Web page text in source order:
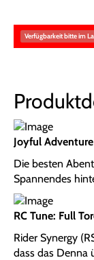
Verfügbarkeit bitte im
Joyful Adventure
Die besten
Spannendes
RC Tune: Full
Rider Synergy
dass das Denna